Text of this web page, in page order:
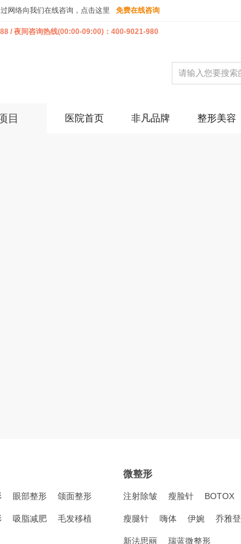
网络向我们在线咨询，点击这里 免费在线咨询
/ 夜间咨询热线(00:00-09:00)：400-9021-980
目 医院首页 非凡品牌 整形美容
眼部整形 颌面整形
吸脂减肥 毛发移植
微整形
注射除皱 瘦脸针 BOTOX
瘦腿针 嗨体 伊婉 乔雅登
新法思丽 瑞蓝微整形